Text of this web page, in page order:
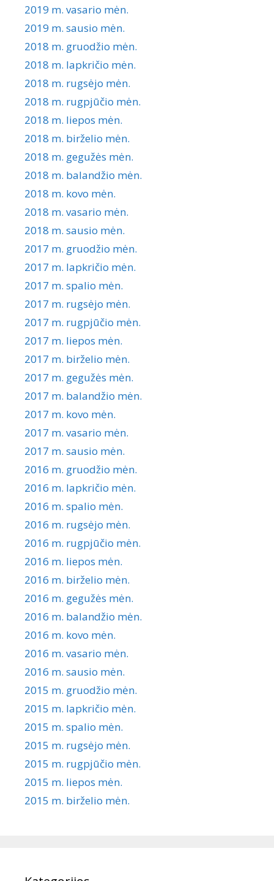
2019 m. vasario mėn.
2019 m. sausio mėn.
2018 m. gruodžio mėn.
2018 m. lapkričio mėn.
2018 m. rugsėjo mėn.
2018 m. rugpjūčio mėn.
2018 m. liepos mėn.
2018 m. birželio mėn.
2018 m. gegužės mėn.
2018 m. balandžio mėn.
2018 m. kovo mėn.
2018 m. vasario mėn.
2018 m. sausio mėn.
2017 m. gruodžio mėn.
2017 m. lapkričio mėn.
2017 m. spalio mėn.
2017 m. rugsėjo mėn.
2017 m. rugpjūčio mėn.
2017 m. liepos mėn.
2017 m. birželio mėn.
2017 m. gegužės mėn.
2017 m. balandžio mėn.
2017 m. kovo mėn.
2017 m. vasario mėn.
2017 m. sausio mėn.
2016 m. gruodžio mėn.
2016 m. lapkričio mėn.
2016 m. spalio mėn.
2016 m. rugsėjo mėn.
2016 m. rugpjūčio mėn.
2016 m. liepos mėn.
2016 m. birželio mėn.
2016 m. gegužės mėn.
2016 m. balandžio mėn.
2016 m. kovo mėn.
2016 m. vasario mėn.
2016 m. sausio mėn.
2015 m. gruodžio mėn.
2015 m. lapkričio mėn.
2015 m. spalio mėn.
2015 m. rugsėjo mėn.
2015 m. rugpjūčio mėn.
2015 m. liepos mėn.
2015 m. birželio mėn.